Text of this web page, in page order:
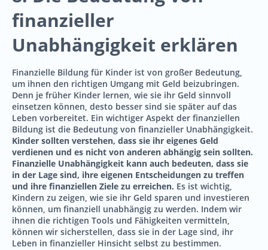
finanzieller
Unabhängigkeit erklären
Finanzielle Bildung für Kinder ist von großer Bedeutung,
um ihnen den richtigen Umgang mit Geld beizubringen.
Denn je früher Kinder lernen, wie sie ihr Geld sinnvoll
einsetzen können, desto besser sind sie später auf das
Leben vorbereitet. Ein wichtiger Aspekt der finanziellen
Bildung ist die Bedeutung von finanzieller Unabhängigkeit.
Kinder sollten verstehen, dass sie ihr eigenes Geld
verdienen und es nicht von anderen abhängig sein sollten.
Finanzielle Unabhängigkeit kann auch bedeuten, dass sie
in der Lage sind, ihre eigenen Entscheidungen zu treffen
und ihre finanziellen Ziele zu erreichen. Es ist wichtig,
Kindern zu zeigen, wie sie ihr Geld sparen und investieren
können, um finanziell unabhängig zu werden. Indem wir
ihnen die richtigen Tools und Fähigkeiten vermitteln,
können wir sicherstellen, dass sie in der Lage sind, ihr
Leben in finanzieller Hinsicht selbst zu bestimmen.